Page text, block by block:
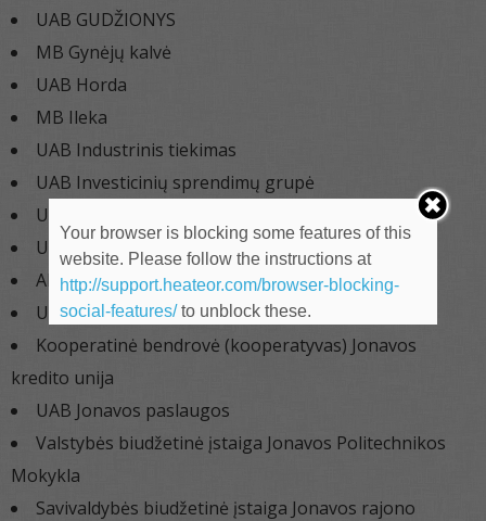
UAB GUDŽIONYS
MB Gynėjų kalvė
UAB Horda
MB Ileka
UAB Industrinis tiekimas
UAB Investicinių sprendimų grupė
UAB IT trade
UAB Jonavos buhalterijos centras
AB Jonavos Grūdai
UAB Jonavos hidrotechnika
Kooperatinė bendrovė (kooperatyvas) Jonavos
kredito unija
UAB Jonavos paslaugos
Valstybės biudžetinė įstaiga Jonavos Politechnikos
Mokykla
Savivaldybės biudžetinė įstaiga Jonavos rajono
Your browser is blocking some features of this
website. Please follow the instructions at
http://support.heateor.com/browser-blocking-
social-features/to unblock these.